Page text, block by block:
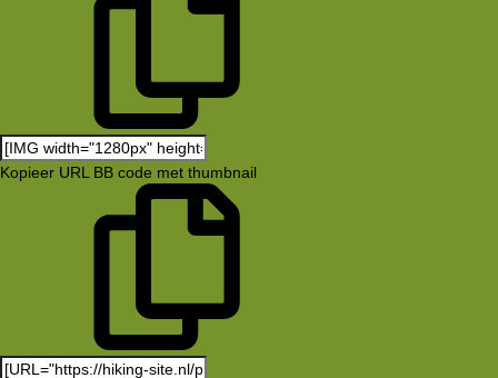
Kopieer URL BB code met thumbnail